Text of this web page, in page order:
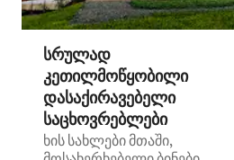
სრულად
კეთილმოწყობილი
დასაქირავებელი
საცხოვრებლები
ხის სახლები მთაში,